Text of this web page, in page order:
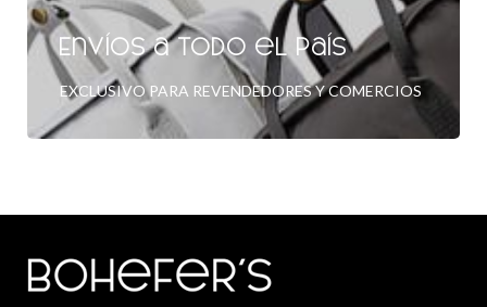
Envíos a todo el país
EXCLUSIVO PARA REVENDEDORES Y COMERCIOS